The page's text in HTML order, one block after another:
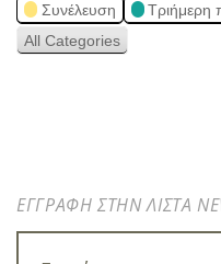
Συνέλευση
Τριήμερη
All Categories
ΕΓΓΡΑΦΗ ΣΤΗΝ ΛΙΣΤΑ